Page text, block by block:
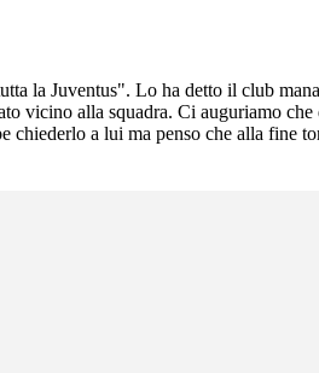
la Juventus". Lo ha detto il club
vicino alla squadra. Ci auguriamo che
chiederlo a lui ma penso che alla fine